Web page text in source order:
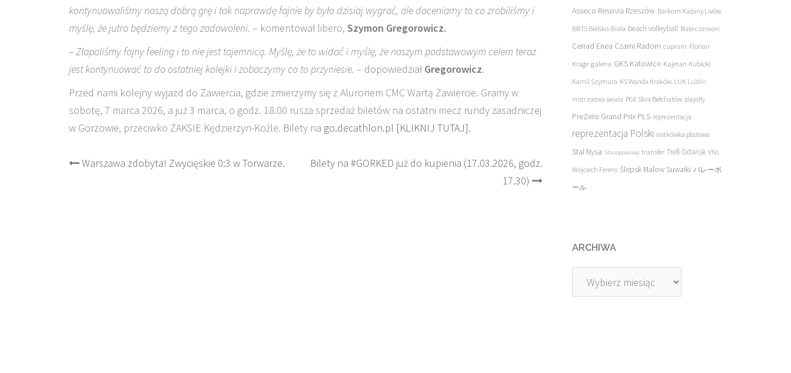
kontynuowaliśmy naszą dobrą grę i tak naprawdę fajnie by było dzisiaj wygrać, ale doceniamy to co zrobiliśmy i
myślę, że jutro będziemy z tego zadowoleni. – komentował libero, Szymon Gregorowicz.
– Złapaliśmy fajny feeling i to nie jest tajemnicą. Myślę, że to widać i myślę, że naszym podstawowym celem teraz
jest kontynuować to do ostatniej kolejki i zobaczymy co to przyniesie. – dopowiedział Gregorowicz.
Przed nami kolejny wyjazd do Zawiercia, gdzie zmierzymy się z Aluronem CMC Wartą Zawiercie. Gramy w
sobotę, 7 marca 2026, a już 3 marca, o godz. 18.00 rusza sprzedaż biletów na ostatni mecz rundy zasadniczej
w Gorzowie, przeciwko ZAKSIE Kędzierzyn-Koźle. Bilety na go.decathlon.pl [KLIKNIJ TUTAJ].
Post
Warszawa zdobyta! Zwycięskie 0:3 w Torwarze.
Bilety na #GORKED już do kupienia (17.03.2026, godz.
17.30)
Asseco Resovia Rzeszów Barkom Każany Lwów
BBTS Bielsko-Biała beach volleyball Biało-czerwoni
Cerrad Enea Czarni Radom cuprum Florian
Krage galeria GKS Katowice Kajetan Kubicki
Kamil Szymura KS Wanda Kraków LUK Lublin
mistrzostwa świata PGE Skra Bełchatów playoffy
PreZero Grand Prix PLS reprezentacja
reprezentacja Polski siatkówka plażowa
Stal Nysa Staropolanka transfer Trefl Gdańsk VNL
Wojciech Ferens Ślepsk Malow Suwałki バレーボ
ール
ARCHIWA
Archiwa